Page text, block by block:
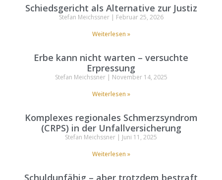
Schiedsgericht als Alternative zur Justiz
Stefan Meichssner
Februar 25, 2026
Weiterlesen »
Erbe kann nicht warten – versuchte
Erpressung
Stefan Meichssner
November 14, 2025
Weiterlesen »
Komplexes regionales Schmerzsyndrom
(CRPS) in der Unfallversicherung
Stefan Meichssner
Juni 11, 2025
Weiterlesen »